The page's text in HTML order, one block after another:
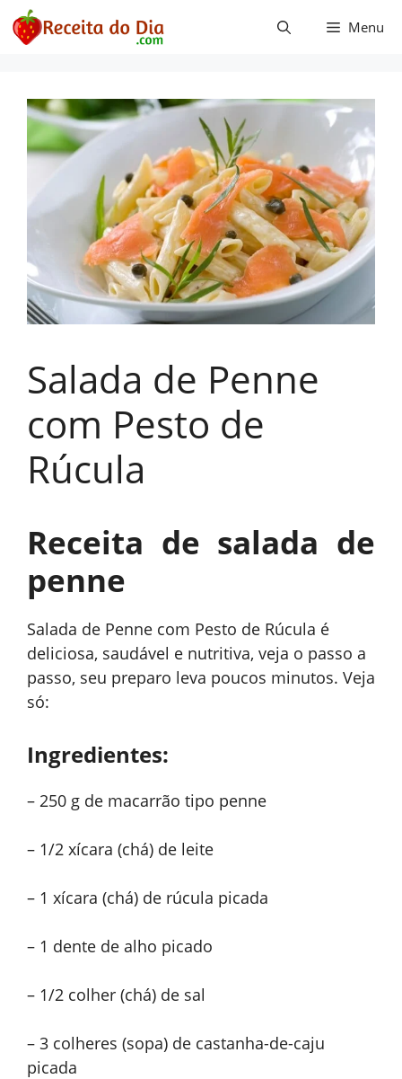
Pular
para
Menu
Salada de Penne
com Pesto de
Rúcula
Receita de salada de
penne
Salada de Penne com Pesto de Rúcula é
deliciosa, saudável e nutritiva, veja o passo a
passo, seu preparo leva poucos minutos. Veja
só:
Ingredientes:
– 250 g de macarrão tipo penne
– 1/2 xícara (chá) de leite
– 1 xícara (chá) de rúcula picada
– 1 dente de alho picado
– 1/2 colher (chá) de sal
– 3 colheres (sopa) de castanha-de-caju
picada